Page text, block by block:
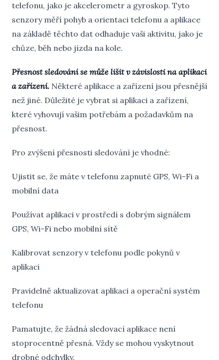
telefonu, jako je akcelerometr a gyroskop. Tyto
senzory měří pohyb a orientaci telefonu a aplikace
na základě těchto dat odhaduje vaši aktivitu, jako je
chůze, běh nebo jízda na kole.
Přesnost sledování se může lišit v závislosti na aplikaci
a zařízení. Některé aplikace a zařízení jsou přesnější
než jiné. Důležité je vybrat si aplikaci a zařízení,
které vyhovují vašim potřebám a požadavkům na
přesnost.
Pro zvýšení přesnosti sledování je vhodné:
Ujistit se, že máte v telefonu zapnuté GPS, Wi-Fi a
mobilní data
Používat aplikaci v prostředí s dobrým signálem
GPS, Wi-Fi nebo mobilní sítě
Kalibrovat senzory v telefonu podle pokynů v
aplikaci
Pravidelně aktualizovat aplikaci a operační systém
telefonu
Pamatujte, že žádná sledovací aplikace není
stoprocentně přesná. Vždy se mohou vyskytnout
drobné odchylky.